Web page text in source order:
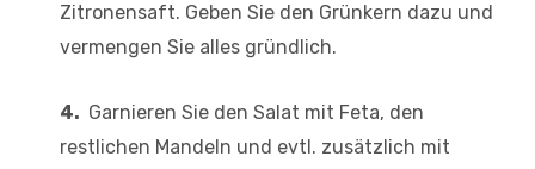
Zitronensaft. Geben Sie den Grünkern dazu und
vermengen Sie alles gründlich.
4. Garnieren Sie den Salat mit Feta, den
restlichen Mandeln und evtl. zusätzlich mit